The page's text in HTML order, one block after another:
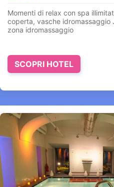
Ortisei - Val Gardena -
VALIDITÀ DAL 23/08 AL 30/08/
1.23...
VEDI OFFERTA
Momenti di relax con spa
coperta, vasche idromassaggio
zona idromassaggio
SCOPRI HOTEL